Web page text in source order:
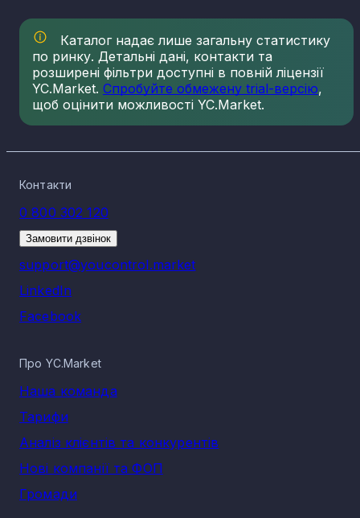
Каталог надає лише загальну статистику
по ринку. Детальні дані, контакти та
розширені фільтри доступні в повній ліцензії
YC.Market. Спробуйте обмежену trial-версію,
щоб оцінити можливості YC.Market.
Контакти
0 800 302 120
Замовити дзвінок
support@youcontrol.market
LinkedIn
Facebook
Про YC.Market
Наша команда
Тарифи
Аналіз клієнтів та конкурентів
Нові компанії та ФОП
Громади